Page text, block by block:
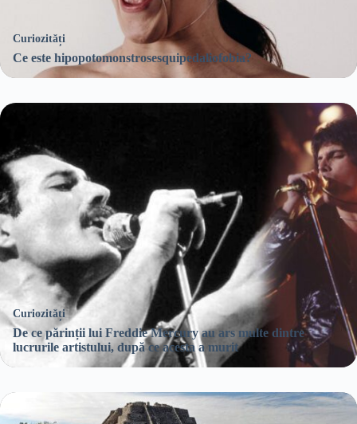
Curiozități
Ce este hipopotomonstrosesquipedaliofobia?
Curiozități
De ce părinții lui Freddie Mercury au ars multe dintre
lucrurile artistului, după ce acesta a murit